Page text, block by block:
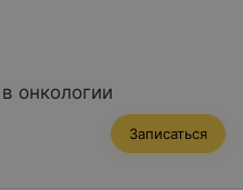
онкологии
Записаться